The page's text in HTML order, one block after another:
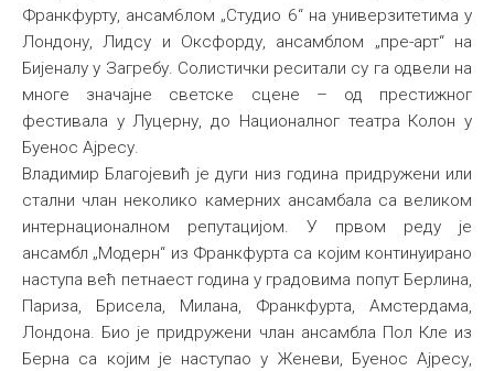
Франкфурту, ансам6лом „Студио 6“ на универзитетима у
Лондону, Лидсу и Оксфорду, ансамблом „пре-арт“ на
Бијеналу у Загребу. Солистички реситали су га одвели на
многе значајне светске сцене – од престижног
фестивала у Луцерну, до Националног театра Колон у
Буенос Ајресу.
Владимир Благојевић је дуги низ година придружени или
стални члан неколико камерних ансамбала са великом
интернационалном репутацијом. У првом реду је
ансамбл „Модерн“ из Франкфурта са којим континуирано
наступа већ петнаест година у градовима попут Берлина,
Париза, Брисела, Милана, Франкфурта, Амстердама,
Лондона. Био је придружени члан ансамбла Пол Кле из
Берна са којим је наступао у Женеви, Буенос Ајресу,